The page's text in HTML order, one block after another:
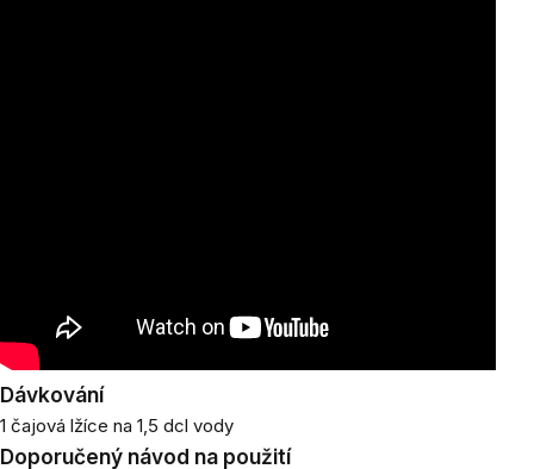
Dávkování
1 čajová lžíce na 1,5 dcl vody
Doporučený návod na použití